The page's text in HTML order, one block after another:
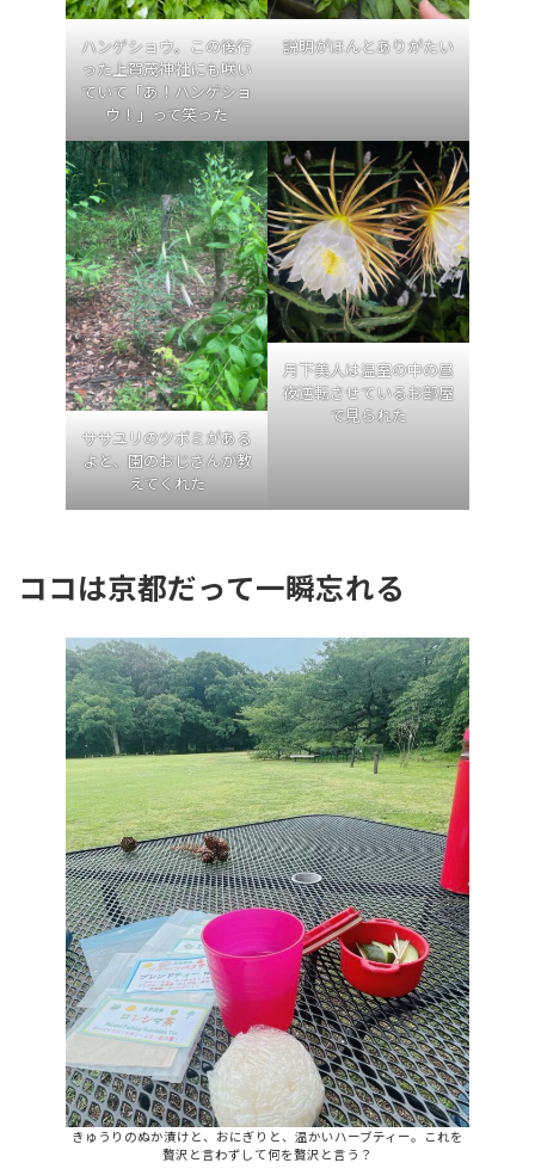
ハンゲショウ。この後行
った上賀茂神社にも咲い
ていて「あ！ハンゲショ
ウ！」って笑った
説明がほんとありがたい
ササユリのツボミがある
よと、園のおじさんが教
えてくれた
月下美人は温室の中の昼
夜逆転させているお部屋
で見られた
ココは京都だって一瞬忘れる
きゅうりのぬか漬けと、おにぎりと、温かいハーブティー。これを
贅沢と言わずして何を贅沢と言う？